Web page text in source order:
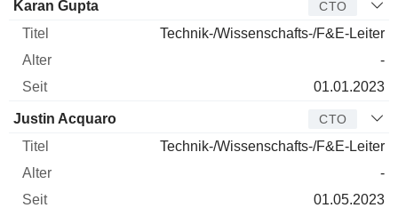
Karan Gupta CTO
Technik-/Wissenschafts-/F&E-Leiter
-
01.01.2023
Justin Acquaro CTO
Technik-/Wissenschafts-/F&E-Leiter
-
01.05.2023